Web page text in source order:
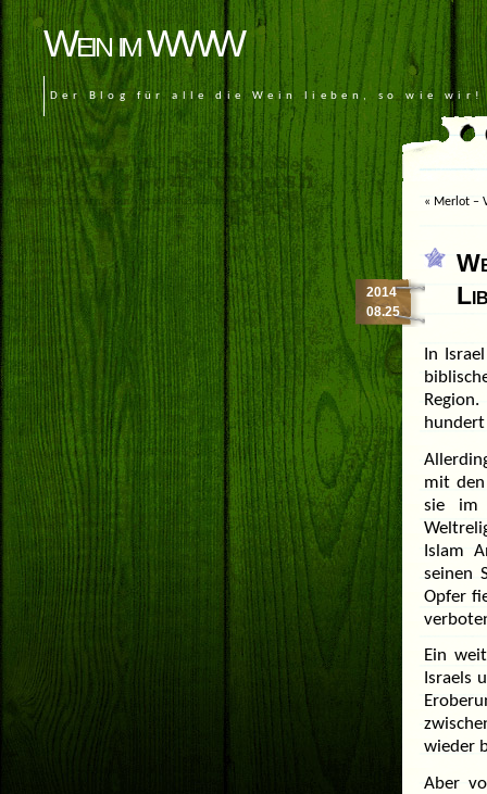
Wein im WWW
Der Blog für alle die Wein lieben, so wie wir!
« Merlot –
2014
08.25
In
mit den
sie im
Islam
seinen
Opfer
Ein
Israels
wieder
Aber